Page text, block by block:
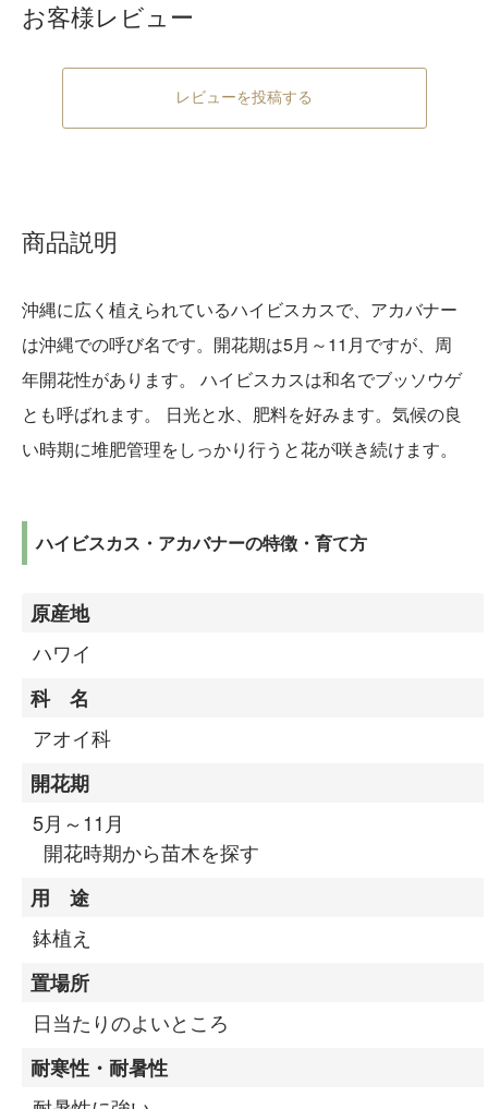
お客様レビュー
レビューを投稿する
商品説明
沖縄に広く植えられているハイビスカスで、アカバナー
は沖縄での呼び名です。開花期は5月～11月ですが、周
年開花性があります。 ハイビスカスは和名でブッソウゲ
とも呼ばれます。 日光と水、肥料を好みます。気候の良
い時期に堆肥管理をしっかり行うと花が咲き続けます。
ハイビスカス・アカバナーの特徴・育て方
原産地
ハワイ
科 名
アオイ科
開花期
5月～11月
開花時期から苗木を探す
用 途
鉢植え
置場所
日当たりのよいところ
耐寒性・耐暑性